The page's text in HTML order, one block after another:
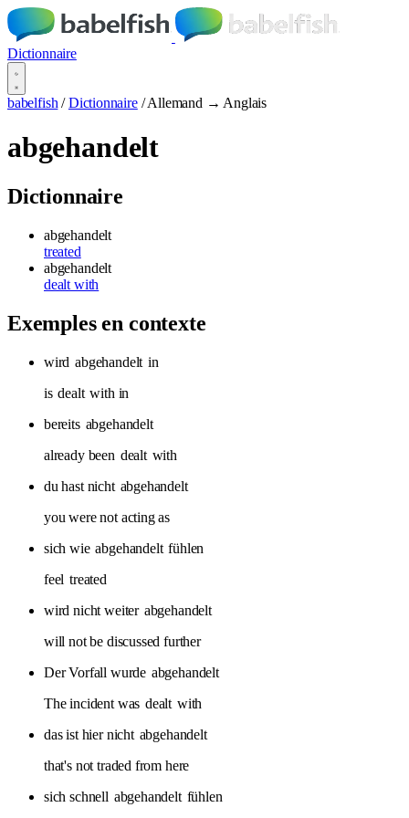
Dictionnaire
babelfish / Dictionnaire / Allemand → Anglais
abgehandelt
Dictionnaire
abgehandelt
treated
abgehandelt
dealt with
Exemples en contexte
wird abgehandelt in
is dealt with in
bereits abgehandelt
already been dealt with
du hast nicht abgehandelt
you were not acting as
sich wie abgehandelt fühlen
feel treated
wird nicht weiter abgehandelt
will not be discussed further
Der Vorfall wurde abgehandelt
The incident was dealt with
das ist hier nicht abgehandelt
that's not traded from here
sich schnell abgehandelt fühlen